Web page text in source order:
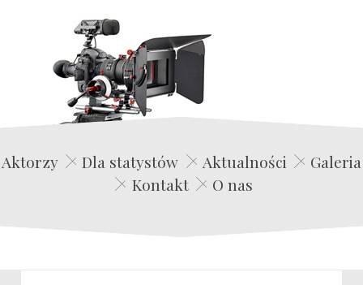
Edwin Film Agencja Aktorska
Aktorzy Dla statystów Aktualności
Galeria
Kontakt
O nas